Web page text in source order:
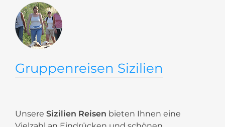
Gruppenreisen Sizilien
Unsere Sizilien Reisen bieten Ihnen eine